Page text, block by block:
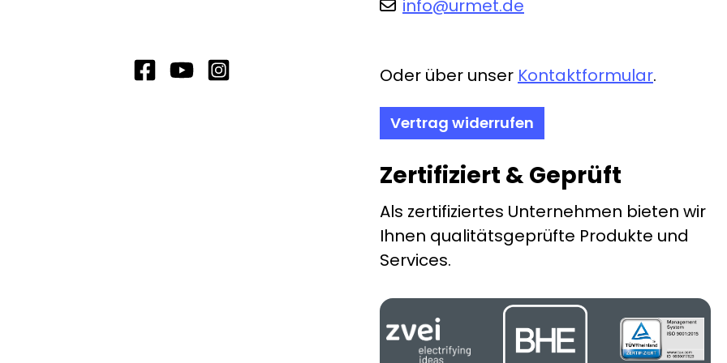
info@urmet.de
Oder über unser Kontaktformular.
Vertrag widerrufen
Zertifiziert & Geprüft
Als zertifiziertes Unternehmen bieten wir
Ihnen qualitätsgeprüfte Produkte und
Services.